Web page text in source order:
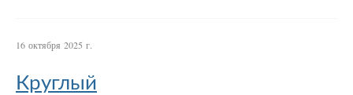
16 октября 2025 г.
Круглый